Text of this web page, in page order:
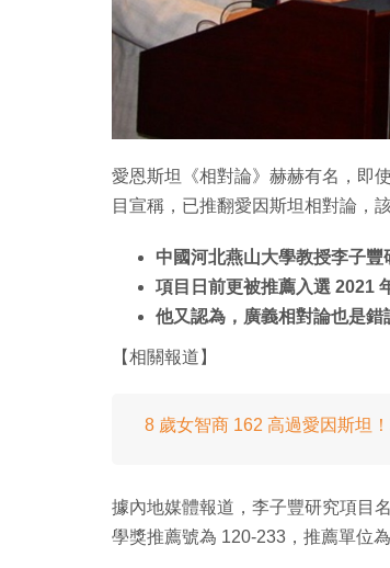
愛恩斯坦《相對論》赫赫有名，即
目宣稱，已推翻愛因斯坦相對論，
中國河北燕山大學教授李子
項目日前更被推薦入選 2021
他又認為，廣義相對論也是
【相關報道】
8 歲女智商 162 高過愛因斯坦
據內地媒體報道，李子豐研究項目
學獎推薦號為 120-233，推薦單位